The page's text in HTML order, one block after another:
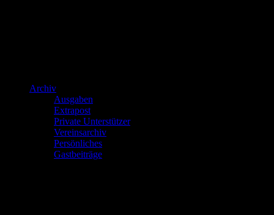
Archiv
Ausgaben
Extrapost
Private Unterstützer
Vereinsarchiv
Persönliches
Gastbeiträge